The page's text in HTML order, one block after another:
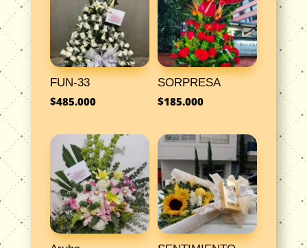
FUN-33
$485.000
SORPRESA
$185.000